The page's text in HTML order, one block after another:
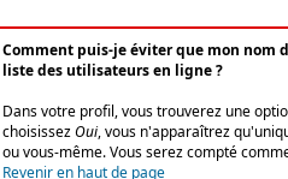
Comment puis-je éviter que mon nom
liste des utilisateurs en ligne ?
Dans votre profil, vous trouverez une
choisissezOui, vous n'apparaîtrez
ou vous-même. Vous serez compté
Revenir en haut de page